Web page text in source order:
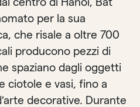
per la sua
che risale a oltre 700
producono pezzi di
spaziano dagli oggetti
ciotole e vasi, fino a
decorative. Durante